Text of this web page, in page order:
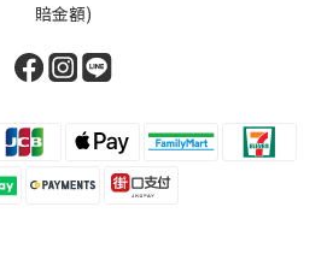
賠金額)